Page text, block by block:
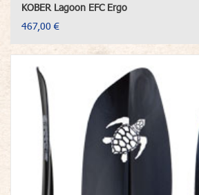
KOBER Lagoon EFC Ergo
467,00 €